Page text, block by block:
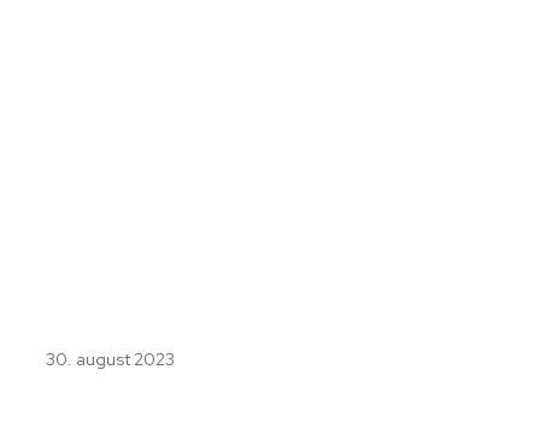
30. august 2023